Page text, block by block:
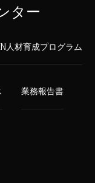
ター
人材育成プログラム
業務報告書